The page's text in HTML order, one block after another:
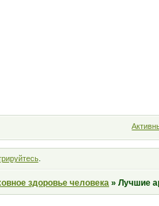
.
здоровье человека »Лучшие